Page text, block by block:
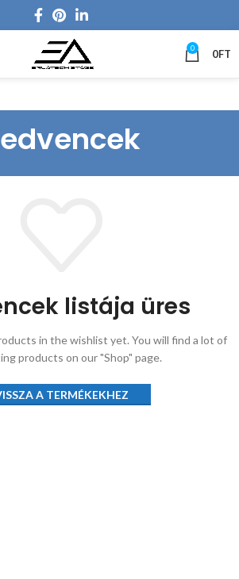
0 0FT
listája üres
in the wishlist yet. You will find a lot of
products on our "Shop" page.
A TERMÉKEKHEZ